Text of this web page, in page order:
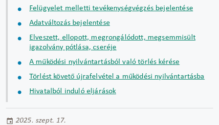
Felügyelet melletti tevékenységvégzés bejelentése
Adatváltozás bejelentése
Elveszett, ellopott, megrongálódott, megsemmisült
igazolvány pótlása, cseréje
A működési nyilvántartásból való törlés kérése
Törlést követő újrafelvétel a működési nyilvántartásba
Hivatalból induló eljárások
2025. szept. 17.